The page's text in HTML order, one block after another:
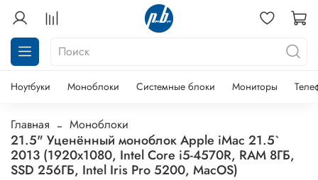
Ноутбуки Моноблоки Системные блоки Мониторы
Главная Моноблоки
21.5" Уценённый моноблок Apple iMac 21.5`
2013 (1920x1080, Intel Core i5-4570R, RAM 8ГБ,
SSD 256ГБ, Intel Iris Pro 5200, MacOS)